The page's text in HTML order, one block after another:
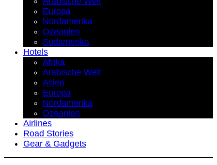
Europa
Nordamerika
Ozeanien
Südamerika
Hotels
Afrika
Arabische Welt
Asien
Europa
Nordamerika
Ozeanien
Airlines
Road Stories
Gear & Gadgets